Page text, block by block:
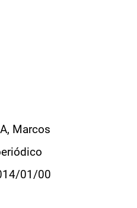
Marcos
01/00